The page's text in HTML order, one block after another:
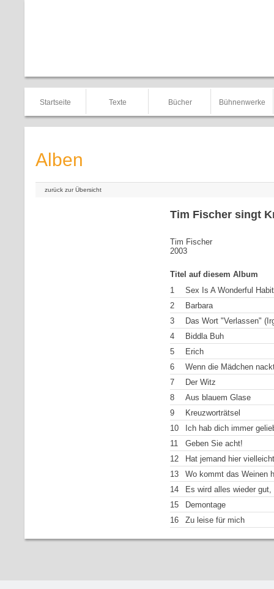
Startseite Texte Bücher Bühnenwerke
Alben
zurück zur Übersicht
Tim Fischer singt
Tim Fischer
2003
Titel auf diesem Album
1
Sex Is A Wonderful Habit
2
Barbara
3
Das Wort "Verlassen"
4
Biddla Buh
5
Erich
6
Wenn die Mädchen
7
Der Witz
8
Aus blauem Glase
9
Kreuzworträtsel
10
Ich hab dich immer
11
Geben Sie acht!
12
Hat jemand hier
13
Wo kommt das Weinen
14
Es wird alles wieder
15
Demontage
16
Zu leise für mich